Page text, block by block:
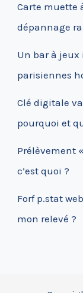
Carte muette
dépannage
Un bar à jeux
parisiennes
Clé digitale
pourquoi et
Prélèvement
c’est quoi ?
Forf p.stat
mon relevé ?